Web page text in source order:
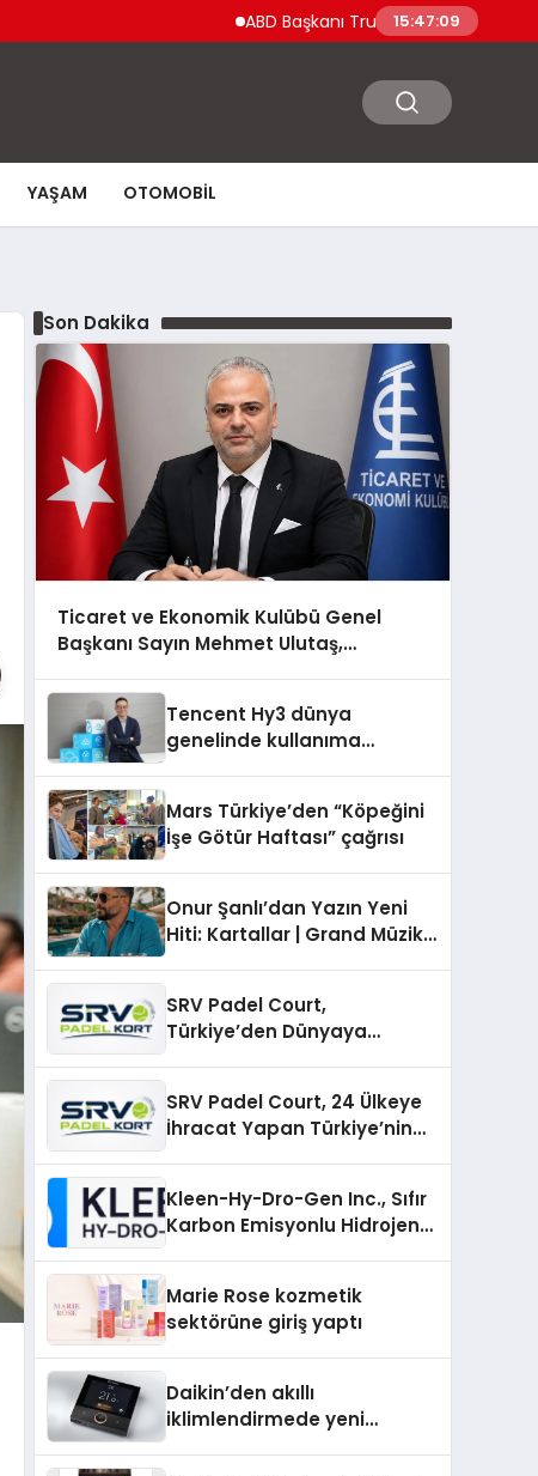
ABD Başkanı Trump’tan Ceuta Göçmen
15:47:10
YAŞAM OTOMOBIL
Son Dakika
Ticaret ve Ekonomik Kulübü Genel
Başkanı Sayın Mehmet Ulutaş,
şunları kaydetti:
Tencent Hy3 dünya
genelinde kullanıma
Mars Türkiye’den “Köpeğini
İşe Götür Haftası” çağrısı
Onur Şanlı’dan Yazın Yeni
Hiti: Kartallar | Grand Müzik
SRV Padel Court,
Türkiye’den Dünyaya
SRV Padel Court, 24 Ülkeye
İhracat Yapan Türkiye’nin
Kleen-Hy-Dro-Gen Inc., Sıfır
Karbon Emisyonlu Hidrojen
Aldı
Marie Rose kozmetik
sektörüne giriş yaptı
Daikin’den akıllı
iklimlendirmede yeni